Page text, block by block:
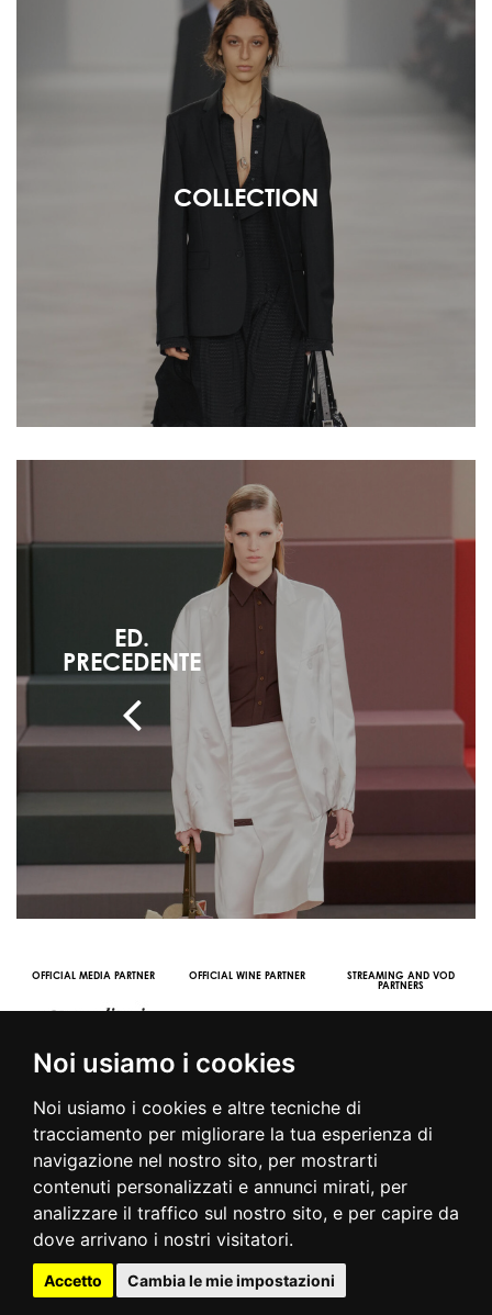
Noi usiamo i cookies
Noi usiamo i cookies e altre tecniche di
tracciamento per migliorare la tua esperienza di
navigazione nel nostro sito, per mostrarti
contenuti personalizzati e annunci mirati, per
analizzare il traffico sul nostro sito, e per capire da
dove arrivano i nostri visitatori.
Accetto Cambia le mie impostazioni
COLLECTION
ED.
PRECEDENTE
OFFICIAL MEDIA PARTNER OFFICIAL WINE PARTNER
STREAMING AND VOD
PARTNERS
© 2016 | PIAZZA DUOMO, 31 - 20122 MILANO - TEL +39.02.7771081
- FAX +39.02.77710850 -CAMERAMODA@CAMERAMODA.IT|APP
|PRIVACY POLICY|COOKIE POLICY